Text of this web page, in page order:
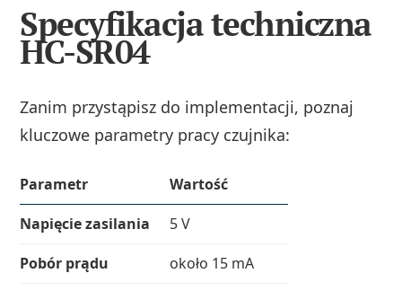
Specyfikacja techniczna
HC-SR04
Zanim przystąpisz do implementacji, poznaj
kluczowe parametry pracy czujnika:
Parametr
Wartość
Napięcie zasilania
5 V
Pobór prądu
około 15 mA